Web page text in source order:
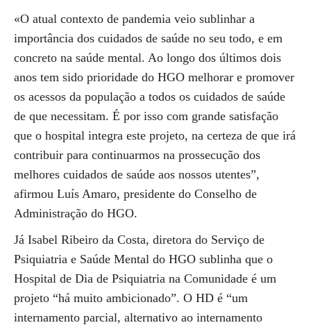
«O atual contexto de pandemia veio sublinhar a
importância dos cuidados de saúde no seu todo, e em
concreto na saúde mental. Ao longo dos últimos dois
anos tem sido prioridade do HGO melhorar e promover
os acessos da população a todos os cuidados de saúde
de que necessitam. É por isso com grande satisfação
que o hospital integra este projeto, na certeza de que irá
contribuir para continuarmos na prossecução dos
melhores cuidados de saúde aos nossos utentes”,
afirmou Luís Amaro, presidente do Conselho de
Administração do HGO.
Já Isabel Ribeiro da Costa, diretora do Serviço de
Psiquiatria e Saúde Mental do HGO sublinha que o
Hospital de Dia de Psiquiatria na Comunidade é um
projeto “há muito ambicionado”. O HD é “um
internamento parcial, alternativo ao internamento